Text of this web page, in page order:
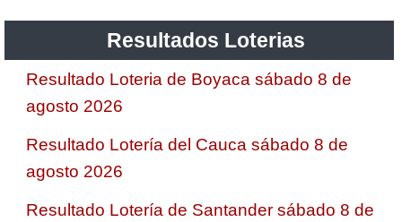
Resultados Loterias
Resultado Loteria de Boyaca sábado 8 de
agosto 2026
Resultado Lotería del Cauca sábado 8 de
agosto 2026
Resultado Lotería de Santander sábado 8 de